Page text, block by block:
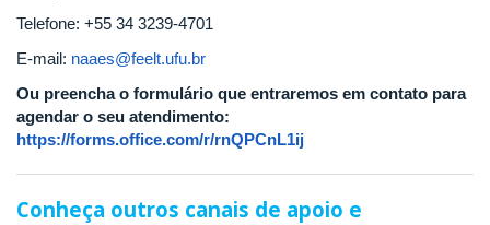
Telefone: +55 34 3239-4701
E-mail: naaes@feelt.ufu.br
Ou preencha o formulário que entraremos em contato para
agendar o seu atendimento:
https://forms.office.com/r/rnQPCnL1ij
Conheça outros canais de apoio e